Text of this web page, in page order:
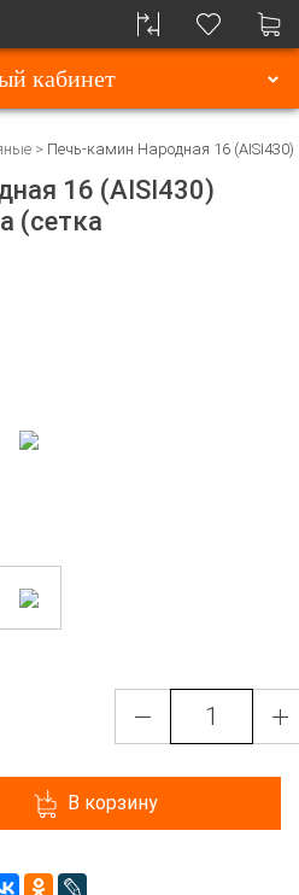
кабинет
Печь-камин Народная 16
16 (AISI430)
(сетка
В корзину